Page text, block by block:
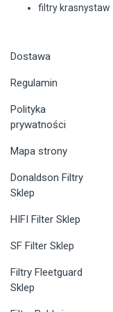
filtry krasnystaw
Dostawa
Regulamin
Polityka
prywatności
Mapa strony
Donaldson Filtry
Sklep
HIFI Filter Sklep
SF Filter Sklep
Filtry Fleetguard
Sklep